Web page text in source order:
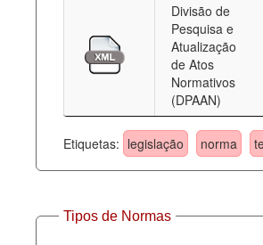
Divisão de
Pesquisa e
Atualização
de Atos
Normativos
(DPAAN)
Etiquetas: legislação norma
Tipos de Normas